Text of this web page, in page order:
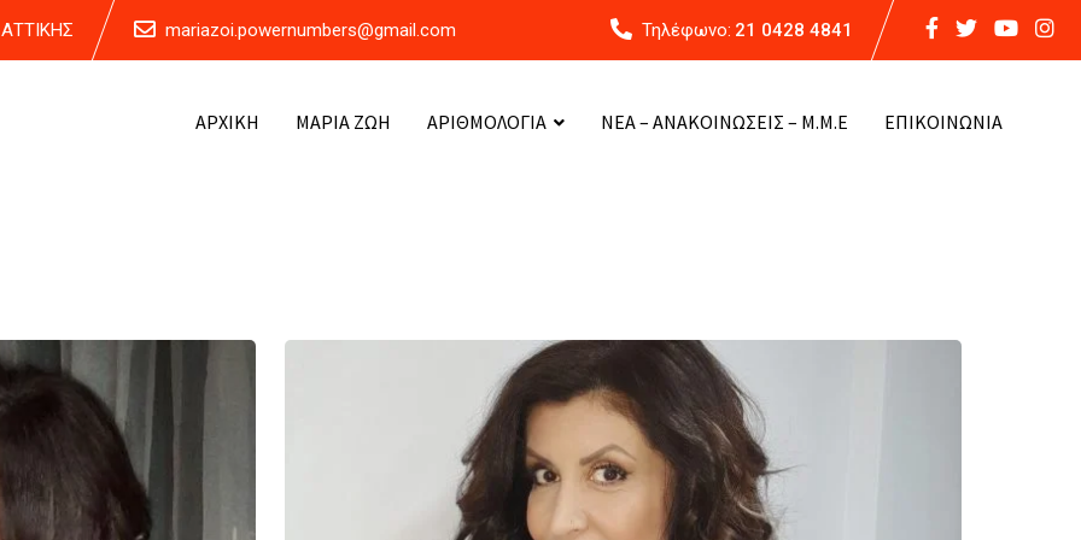
mariazoi.powernumbers@gmail.com Τηλέφωνο: 21 0428 4841
ΑΡΧΙΚΗ ΜΑΡΙΑ ΖΩΗ ΑΡΙΘΜΟΛΟΓΙΑ ΝΕΑ – ΑΝΑΚΟΙΝΩΣΕΙΣ – Μ.Μ.Ε ΕΠΙΚΟΙΝΩΝΙΑ